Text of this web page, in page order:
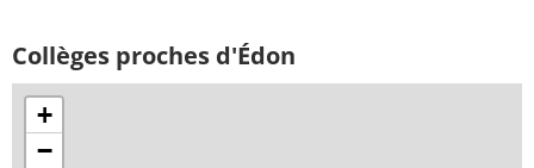
Collèges proches d'Édon
+
−